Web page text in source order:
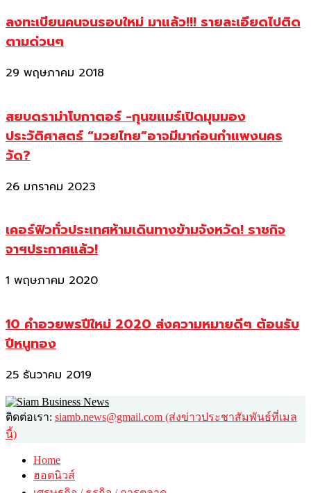
ลงทะเบียนคนจนรอบใหม่ มาแล้ว!!! รายละเอียดไปติด
ตามด่วนๆ
29 พฤษภาคม 2018
สยบดราม่าโบกาตอร์ -กุนขแมร์เปิดมุมมอง
ประวัติศาสตร์ “มวยไทย”อาจมีมาก่อนกำแพงนคร
วัด?
26 มกราคม 2023
เคอร์ฟิวทั่วประเทศห้ามเดินทางข้ามจังหวัด! ราชกิจ
จาฯประกาศแล้ว!
1 พฤษภาคม 2020
10 คำอวยพรปีใหม่ 2020 ส่งความหมายดีๆ ต้อนรับ
ปีหนูทอง
25 ธันวาคม 2019
ติดต่อเรา: siamb.news@gmail.com (ส่งข่าวประชาสัมพันธ์ที่เมล
นี้)
Home
ฮอตนิวส์